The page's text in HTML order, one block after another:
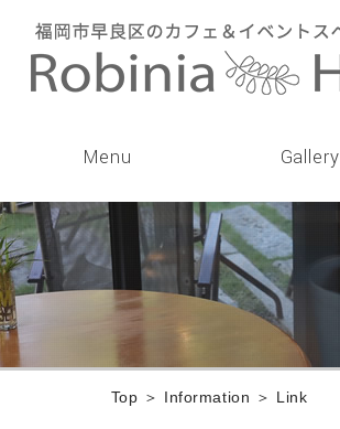
Menu Gallery
Top ＞ Information ＞ Link